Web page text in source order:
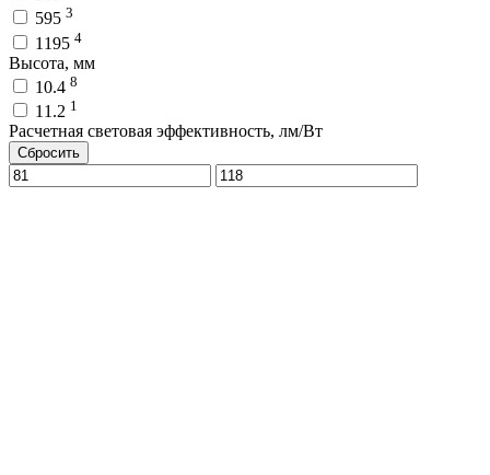
595 3
1195 4
Высота, мм
10.4 8
11.2 1
Расчетная световая эффективность, лм/Вт
Сбросить